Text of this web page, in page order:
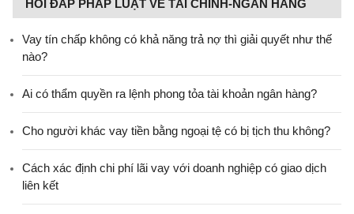
HỎI ĐÁP PHÁP LUẬT VỀ TÀI CHÍNH-NGÂN HÀNG
Vay tín chấp không có khả năng trả nợ thì giải quyết như thế
nào?
Ai có thẩm quyền ra lệnh phong tỏa tài khoản ngân hàng?
Cho người khác vay tiền bằng ngoại tệ có bị tịch thu không?
Cách xác định chi phí lãi vay với doanh nghiệp có giao dịch
liên kết